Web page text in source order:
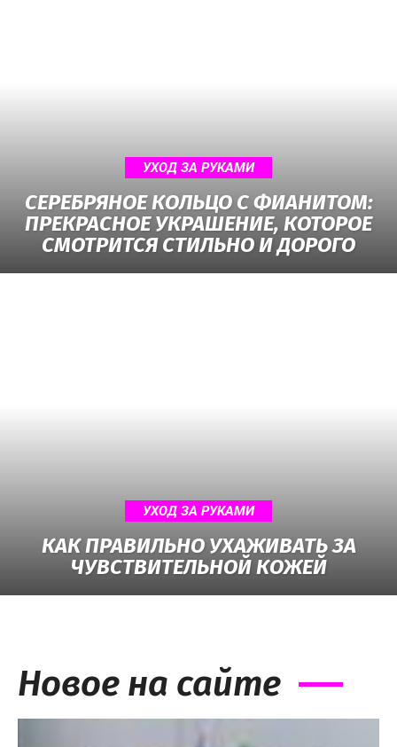
УХОД ЗА РУКАМИ
СЕРЕБРЯНОЕ КОЛЬЦО С ФИАНИТОМ:
ПРЕКРАСНОЕ УКРАШЕНИЕ, КОТОРОЕ
СМОТРИТСЯ СТИЛЬНО И ДОРОГО
УХОД ЗА РУКАМИ
КАК ПРАВИЛЬНО УХАЖИВАТЬ ЗА
ЧУВСТВИТЕЛЬНОЙ КОЖЕЙ
Новое на сайте